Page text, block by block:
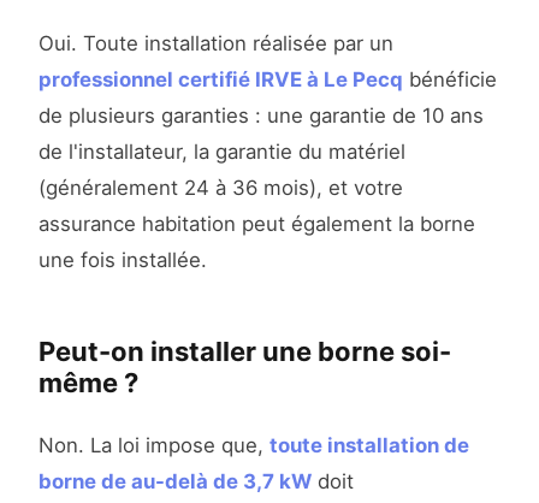
Oui. Toute installation réalisée par un
professionnel certifié IRVE à Le Pecq bénéficie
de plusieurs garanties : une garantie de 10 ans
de l'installateur, la garantie du matériel
(généralement 24 à 36 mois), et votre
assurance habitation peut également la borne
une fois installée.
Peut-on installer une borne soi-
même ?
Non. La loi impose que, toute installation de
borne de au-delà de 3,7 kW doit